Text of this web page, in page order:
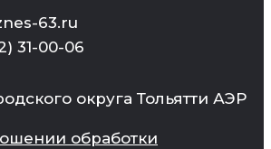
63.ru
31-00-06
округа Тольятти АЭР
обработки